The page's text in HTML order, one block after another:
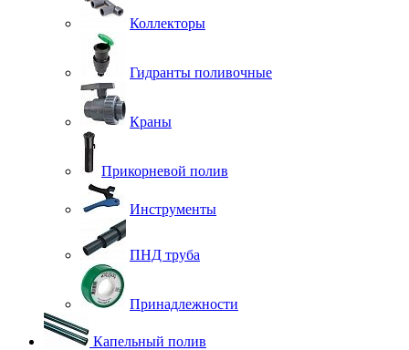
Коллекторы
Гидранты поливочные
Краны
Прикорневой полив
Инструменты
ПНД труба
Принадлежности
Капельный полив